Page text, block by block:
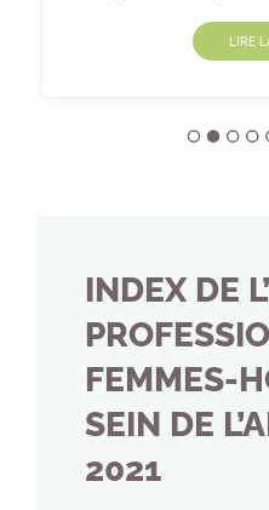
LIRE LA
INDEX DE
FEMMES-
SEIN DE
2021